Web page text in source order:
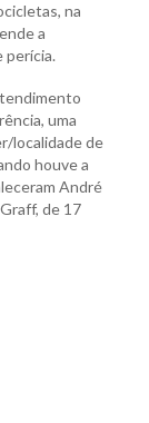
na
a
perícia.
uma
localidade de
houve a
André
de 17